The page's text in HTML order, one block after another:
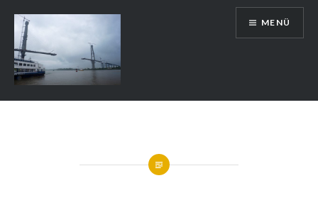
Inhalt
springen
Auslandsschuldienst
MENÜ